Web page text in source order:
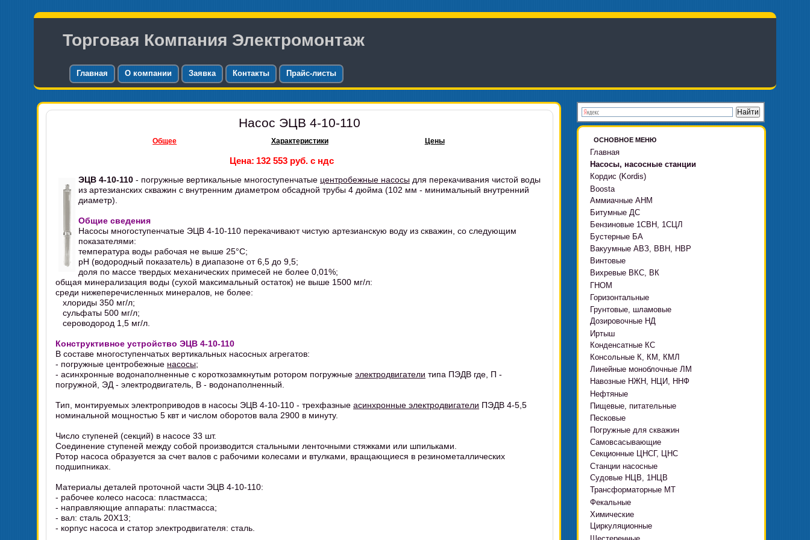
Торговая Компания Электромонтаж
Главная О компании Заявка Контакты Прайс-листы
Насос ЭЦВ 4-10-110
Общее Характеристики Цены
Цена: 132 553 руб. с ндс
ЭЦВ 4-10-110 - погружные вертикальные многоступенчатые центробежные насосы для перекачивания чистой воды
из артезианских скважин с внутренним диаметром обсадной трубы 4 дюйма (102 мм - минимальный внутренний
диаметр).
Общие сведения
Насосы многоступенчатые ЭЦВ 4-10-110 перекачивают чистую артезианскую воду из скважин, со следующим
показателями:
температура воды рабочая не выше 25°C;
pH (водородный показатель) в диапазоне от 6,5 до 9,5;
доля по массе твердых механических примесей не более 0,01%;
общая минерализация воды (сухой максимальный остаток) не выше 1500 мг/л:
среди нижеперечисленных минералов, не более:
хлориды 350 мг/л;
сульфаты 500 мг/л;
сероводород 1,5 мг/л.
Конструктивное устройство ЭЦВ 4-10-110
В составе многоступенчатых вертикальных насосных агрегатов:
- погружные центробежные насосы;
- асинхронные водонаполненные с короткозамкнутым ротором погружные электродвигатели типа ПЭДВ где, П -
погружной, ЭД - электродвигатель, В - водонаполненный.
Тип, монтируемых электроприводов в насосы ЭЦВ 4-10-110 - трехфазные асинхронные электродвигатели ПЭДВ 4-5,5
номинальной мощностью 5 квт и числом оборотов вала 2900 в минуту.
Число ступеней (секций) в насосе 33 шт.
Соединение ступеней между собой производится стальными ленточными стяжками или шпильками.
Ротор насоса образуется за счет валов с рабочими колесами и втулками, вращающиеся в резинометаллических
подшипниках.
Материалы деталей проточной части ЭЦВ 4-10-110:
- рабочее колесо насоса: пластмасса;
- направляющие аппараты: пластмасса;
- вал: сталь 20Х13;
- корпус насоса и статор электродвигателя: сталь.
ОСНОВНОЕ МЕНЮ
Главная
Насосы, насосные станции
Кордис (Kordis)
Boosta
Boosta-F
Boosta-L
Boosta-APD установки
Аммиачные АНМ
Битумные ДС
Бензиновые 1СВН, 1СЦЛ
Бустерные БА
Вакуумные АВЗ, ВВН, НВР
Винтовые
Вихревые ВКС, ВК
ГНОМ
Грязевые
Ф, Фр
с HMS Control
Горизонтальные
Д, 1Д
ЦН
DeLium
Грунтовые, шламовые
ГРАТ, ГРАК, ГРАР
ВШН
Дозировочные НД
Иртыш
ПФ, НФ, ПД
ЦМЛ
ЦМК
Конденсатные КС
Консольные К, КМ, КМЛ
Линейные моноблочные ЛМ
Навозные НЖН, НЦИ, ННФ
Нефтяные
НВ, НВЕ, НДВ
КМC
4(5,6)НК
КМХ Адонис
Пищевые, питательные
ОНЦ, СНЦ
ЦВК
ПЭ
Поршневые на пару
Песковые
П, ПР, ПБ, ПК, ПРВП
ППР, ППК вертикальные
Погружные для скважин
ЭЦВ Ливнынасос
ЭЦВ Промбурвод
2ЭЦВ
БЦП М
CRS
СПА 4
Самовсасывающие
АНС
С-569
С-245
Секционные ЦНСГ, ЦНС
Станции насосные
СУЗ, HMS Control
Автоматические САУ
Садовые Ингро CAM
Судовые НЦВ, 1НЦВ
Трансформаторные МТ
Фекальные
СМ, 1СМ, 2СМ
СД, СДВ
Химические
Х
Циркуляционные